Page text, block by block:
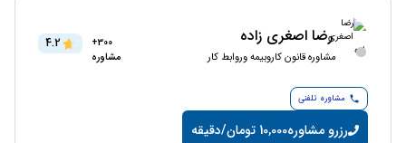
رضا اصغری زاده
مشاوره قانون کاروبیمه وروابط کار
300+
مشاوره
4.2
مشاوره تلفنی
رزرو مشاوره10,000 تومان/دقیقه